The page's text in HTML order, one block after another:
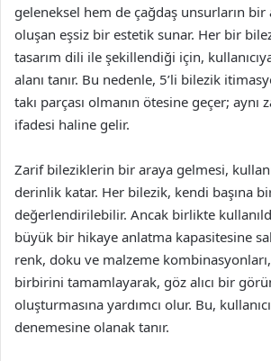
geleneksel hem de çağdaş unsurların
oluşan eşsiz bir estetik sunar. Her bir
tasarım dili ile şekillendiği için,
alanı tanır. Bu nedenle, 5’li bilezik
takı parçası olmanın ötesine geçer;
ifadesi haline gelir.
Zarif bileziklerin bir araya gelmesi,
derinlik katar. Her bilezik, kendi başına
değerlendirilebilir. Ancak birlikte
büyük bir hikaye anlatma kapasitesine
renk, doku ve malzeme
birbirini tamamlayarak, göz alıcı bir
oluşturmasına yardımcı olur. Bu,
denemesine olanak tanır.